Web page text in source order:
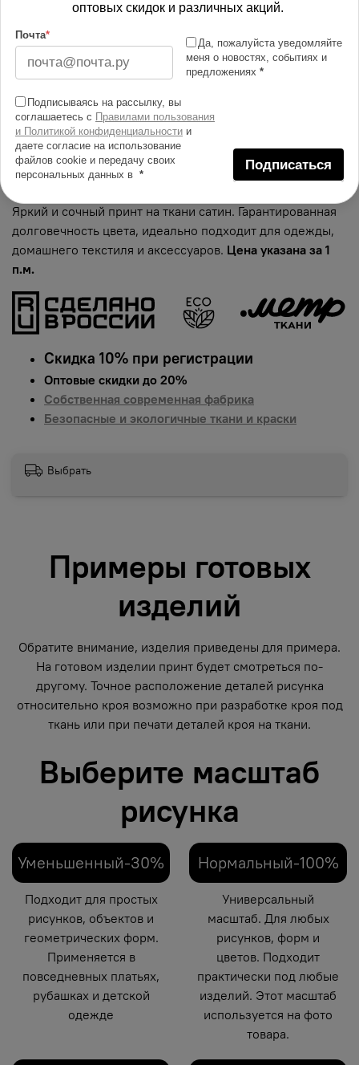
В корзину
Купить в 1 клик
Добавить в сравнение
Описание тканей
Яркий и сочный принт на ткани сатин. Гарантированная
долговечность цвета, идеально подходит для одежды,
домашнего текстиля и аксессуаров. Цена указана за 1
п.м.
Скидка 10% при регистрации
Оптовые скидки до 20%
Собственная современная фабрика
Безопасные и экологичные ткани и краски
Выбрать
Примеры готовых
изделий
Обратите внимание, изделия приведены для примера.
На готовом изделии принт будет смотреться по-
другому. Точное расположение деталей рисунка
относительно кроя возможно при разработке кроя под
ткань или при печати деталей кроя на ткани.
Выберите масштаб
рисунка
Уменьшенный-30%
Подходит для простых
рисунков, объектов и
геометрических форм.
Применяется в
повседневных платьях,
рубашках и детской
одежде
Нормальный-100%
Универсальный
масштаб. Для любых
рисунков, форм и
цветов. Подходит
практически под любые
изделий. Этот масштаб
используется на фото
товара.
оптовых скидок и различных акций.
Почта*
Да, пожалуйста уведомляйте
меня о новостях, событиях и
предложениях *
Подписываясь на рассылку, вы
соглашаетесь с Правилами пользования
и Политикой конфиденциальности и
даете согласие на использование
файлов cookie и передачу своих
персональных данных в *
Подписаться